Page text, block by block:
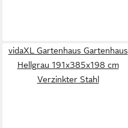
vidaXL Gartenhaus Gartenhaus
Hellgrau 191x385x198 cm
Verzinkter Stahl